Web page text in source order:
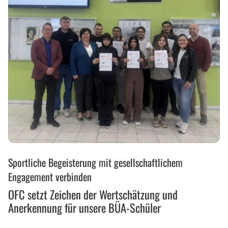
setzt
Zeichen
der
Wertschätzung
und
Sportliche Begeisterung mit gesellschaftlichem
Engagement verbinden
OFC setzt Zeichen der Wertschätzung und
Anerkennung für unsere BÜA-Schüler